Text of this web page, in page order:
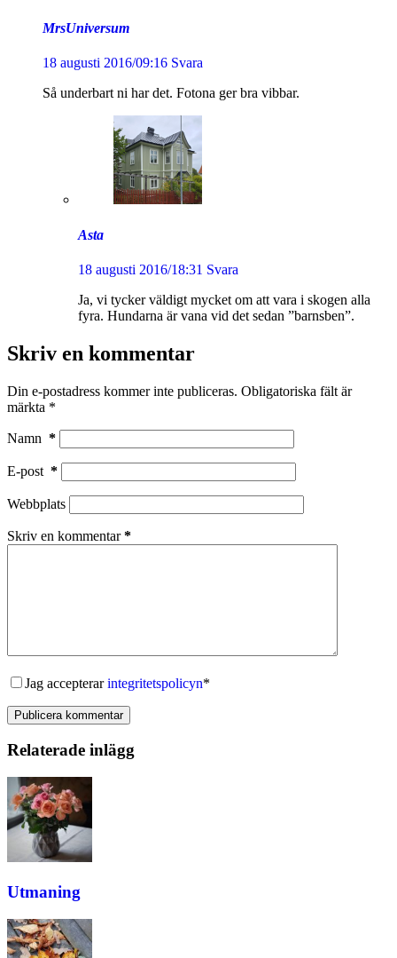
MrsUniversum
18 augusti 2016/09:16 Svara
Så underbart ni har det. Fotona ger bra vibbar.
Asta
18 augusti 2016/18:31 Svara
Ja, vi tycker väldigt mycket om att vara i skogen alla
fyra. Hundarna är vana vid det sedan ”barnsben”.
Skriv en kommentar
Din e-postadress kommer inte publiceras. Obligatoriska fält är
märkta *
Namn *
E-post *
Webbplats
Skriv en kommentar*
Jag accepterarintegritetspolicyn*
Publicera kommentar
Relaterade inlägg
Utmaning